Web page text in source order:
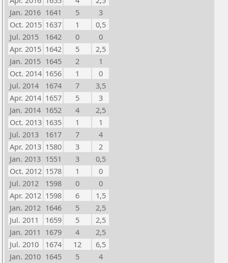
Jan. 2016 1641 5
3
Oct. 2015 1637 1
0,5
Jul. 2015
1642 0
0
Apr. 2015 1642 5
2,5
Jan. 2015 1645 2
1
Oct. 2014 1656 1
0
Jul. 2014
1674 7
3,5
Apr. 2014 1657 5
3
Jan. 2014 1652 4
2,5
Oct. 2013 1635 1
1
Jul. 2013
1617 7
4
Apr. 2013 1580 3
2
Jan. 2013 1551 3
0,5
Oct. 2012 1578 1
0
Jul. 2012
1598 0
0
Apr. 2012 1598 6
1,5
Jan. 2012 1646 5
2,5
Jul. 2011
1659 5
2,5
Jan. 2011 1679 4
2,5
Jul. 2010
1674 12
6,5
Jan. 2010 1645 5
4